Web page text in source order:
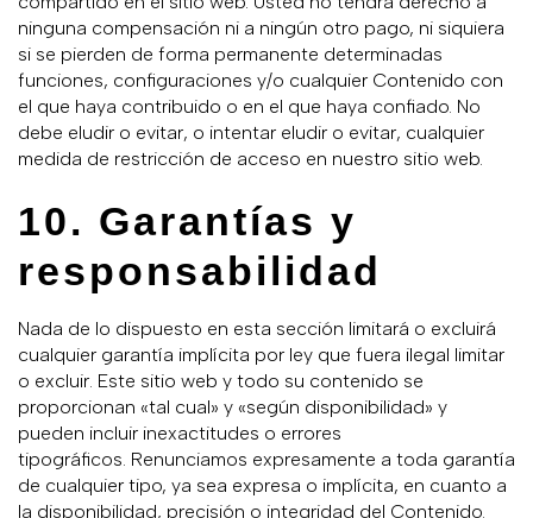
ninguna compensación ni a ningún otro pago, ni siquiera
si se pierden de forma permanente determinadas
funciones, configuraciones y/o cualquier Contenido con
el que haya contribuido o en el que haya confiado. No
debe eludir o evitar, o intentar eludir o evitar, cualquier
medida de restricción de acceso en nuestro sitio web.
10. Garantías y
responsabilidad
Nada de lo dispuesto en esta sección limitará o excluirá
cualquier garantía implícita por ley que fuera ilegal limitar
o excluir. Este sitio web y todo su contenido se
proporcionan «tal cual» y «según disponibilidad» y
pueden incluir inexactitudes o errores
tipográficos. Renunciamos expresamente a toda garantía
de cualquier tipo, ya sea expresa o implícita, en cuanto a
la disponibilidad, precisión o integridad del Contenido.